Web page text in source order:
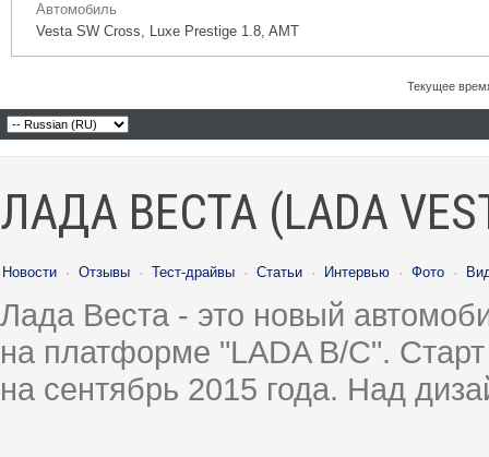
Автомобиль
Vesta SW Cross, Luxe Prestige 1.8, AMT
Текущее
ЛАДА ВЕСТА (LADA
Новости · Отзывы · Тест-драйвы · Статьи · Интервью · Фото ·
Лада Веста - это новый
на платформе "LADA B/C".
на сентябрь 2015 года. Над